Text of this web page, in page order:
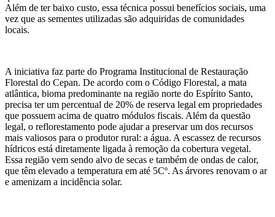
Além de ter baixo custo, essa técnica possui benefícios sociais, uma
vez que as sementes utilizadas são adquiridas de comunidades
locais.
A iniciativa faz parte do Programa Institucional de Restauração
Florestal do Cepan. De acordo com o Código Florestal, a mata
atlântica, bioma predominante na região norte do Espírito Santo,
precisa ter um percentual de 20% de reserva legal em propriedades
que possuem acima de quatro módulos fiscais. Além da questão
legal, o reflorestamento pode ajudar a preservar um dos recursos
mais valiosos para o produtor rural: a água. A escassez de recursos
hídricos está diretamente ligada à remoção da cobertura vegetal.
Essa região vem sendo alvo de secas e também de ondas de calor,
que têm elevado a temperatura em até 5Cº. As árvores renovam o ar
e amenizam a incidência solar.